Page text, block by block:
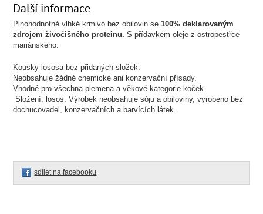
Další informace
Plnohodnotné vlhké krmivo bez obilovin se100% deklarovaným
zdrojem živočišného proteinu.S přídavkem oleje z ostropestřce
mariánského.
Kousky lososa bez přidaných složek.
Neobsahuje žádné chemické ani konzervační přísady.
Vhodné pro všechna plemena a věkové kategorie koček.
Složení: losos. Výrobek neobsahuje sóju a obiloviny, vyrobeno bez
dochucovadel, konzervačních a barvících látek.
sdílet na facebooku